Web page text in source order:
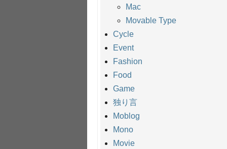
Mac
Movable Type
Cycle
Event
Fashion
Food
Game
独り言
Moblog
Mono
Movie